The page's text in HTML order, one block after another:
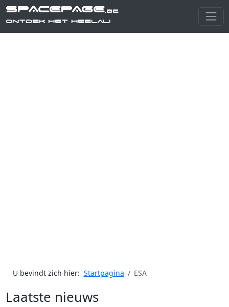
SPACEPAGE.be
Ontdek het heelal!
U bevindt zich hier: Startpagina ESA
Laatste nieuws